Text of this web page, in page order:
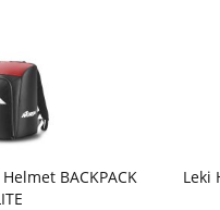
BACKPACK
Leki